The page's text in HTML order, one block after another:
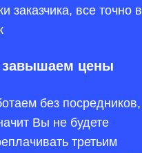
завышаем цены
заказчика, все точно в
без посредников,
Вы не будете
третьим